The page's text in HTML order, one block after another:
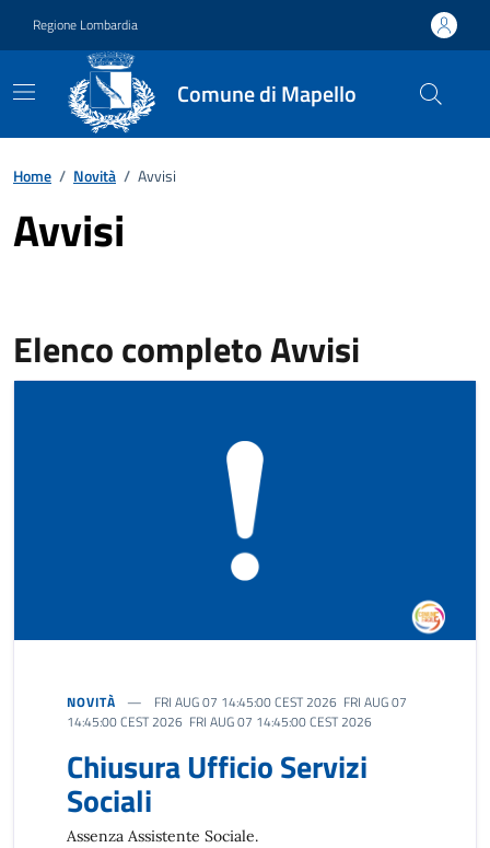
Regione Lombardia
Comune di Mapello
Home / Novità / Avvisi
Avvisi
Elenco completo Avvisi
NOVITÀ
FRI AUG 07 14:45:00 CEST 2026 FRI AUG 07
14:45:00 CEST 2026 FRI AUG 07 14:45:00 CEST 2026
Chiusura Ufficio Servizi
Sociali
Assenza Assistente Sociale.